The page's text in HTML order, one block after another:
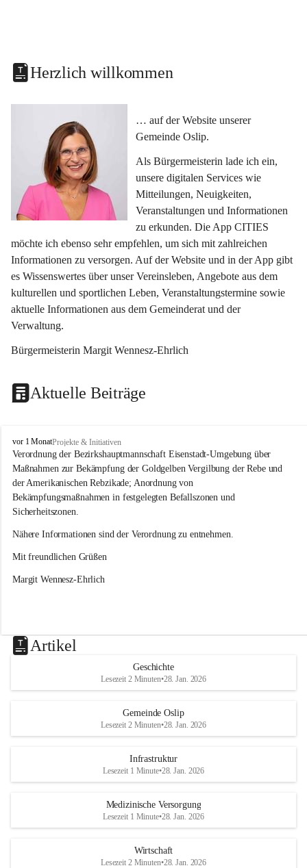
Herzlich willkommen
… auf der Website unserer
Gemeinde Oslip.
Als Bürgermeisterin lade ich ein,
unsere digitalen Services wie
Mitteilungen, Neuigkeiten,
Veranstaltungen und Informationen
zu erkunden. Die App CITIES
möchte ich ebenso sehr empfehlen, um sich mit zahlreichen
Informationen zu versorgen. Auf der Website und in der App gibt
es Wissenswertes über unser Vereinsleben, Angebote aus dem
kulturellen und sportlichen Leben, Veranstaltungstermine sowie
aktuelle Informationen aus dem Gemeinderat und der
Verwaltung.
Bürgermeisterin Margit Wennesz-Ehrlich
Aktuelle Beiträge
O
s
l
i
p
vor 1 MonatProjekte & Initiativen
Verordnung der Bezirkshauptmannschaft Eisenstadt-Umgebung über
Maßnahmen zur Bekämpfung der Goldgelben Vergilbung der Rebe und
der Amerikanischen Rebzikade; Anordnung von
Bekämpfungsmaßnahmen in festgelegten Befallszonen und
Sicherheitszonen.
Nähere Informationen sind der Verordnung zu entnehmen.
Mit freundlichen Grüßen
Margit Wennesz-Ehrlich
Artikel
Geschichte
Lesezeit 2 Minuten•28. Jan. 2026
Gemeinde Oslip
Lesezeit 2 Minuten•28. Jan. 2026
Infrastruktur
Lesezeit 1 Minute•28. Jan. 2026
Medizinische Versorgung
Lesezeit 1 Minute•28. Jan. 2026
Wirtschaft
Lesezeit 2 Minuten•28. Jan. 2026